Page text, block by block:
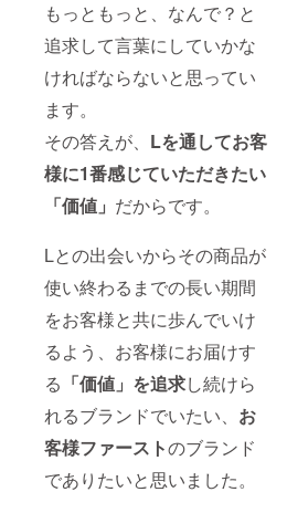
もっともっと、なんで？と
追求して言葉にしていかな
ければならないと思ってい
ます。
その答えが、 Lを通してお客
様に1番感じていただきたい
「価値」 だからです。
Lとの出会いからその商品が
使い終わるまでの長い期間
をお客様と共に歩んでいけ
るよう、お客様にお届けす
る 「価値」を追求し続けら
れるブランドでいたい、 お
客様ファーストのブランド
でありたいと思いました。